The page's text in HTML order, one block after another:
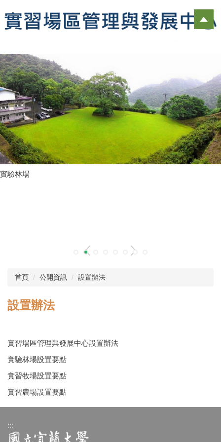
到
主
容
區
實驗林場
首頁 公開資訊 設置辦法
設置辦法
實習場區管理與發展中心設置辦法
實驗林場設置要點
實習牧場設置要點
實習農場設置要點
:::